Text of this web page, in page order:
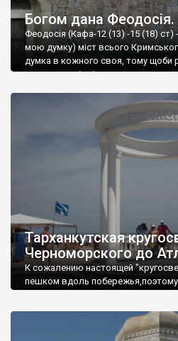
Богом дана Феодосія.
Феодосія (Кафа-12 (13) -15 (18) ст)
мою думку) міст всього
думка в кожного своя, тому щоби
запрошую відвідати це
Тарханкутская
Черноморского до
К сожалению настоящей
пешком вдоль